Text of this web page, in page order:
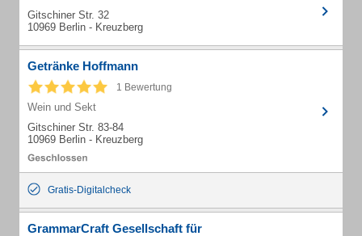
Gitschiner Str. 32
10969 Berlin - Kreuzberg
Getränke Hoffmann
1 Bewertung
Wein und Sekt
Gitschiner Str. 83-84
10969 Berlin - Kreuzberg
Gratis-Digitalcheck
GrammarCraft Gesellschaft für